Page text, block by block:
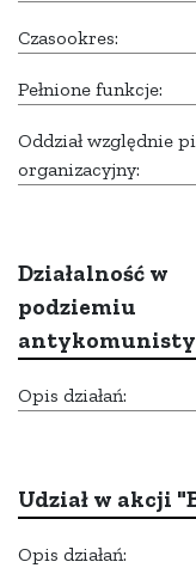
Czasookres:
Pełnione funkcje:
Oddział względnie
organizacyjny:
Działalność w
podziemiu
Opis działań:
Udział w akcji
Opis działań: